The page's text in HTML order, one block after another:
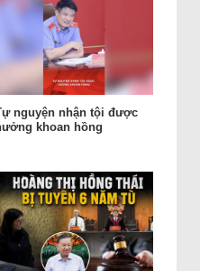
nguyện nhận tội được
khoan hồng